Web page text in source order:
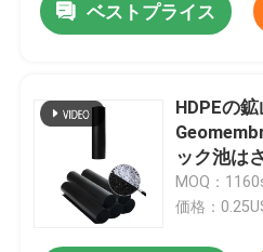
ベストプライス
HDPEの
ック池は
MOQ：
価格：